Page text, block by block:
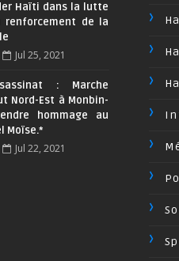
Haïti dans la lutte
de la
Jul 25, 2021
: Marche
Nord-Est à Monbin-
hommage au
Moïse.*
Jul 22, 2021